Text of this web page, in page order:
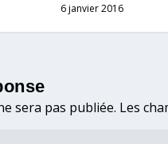
6 janvier 2016
sera pas publiée. Les